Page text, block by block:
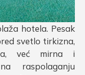
hotela. Pesak
svetlo tirkizna,
već mirna i
raspolaganju